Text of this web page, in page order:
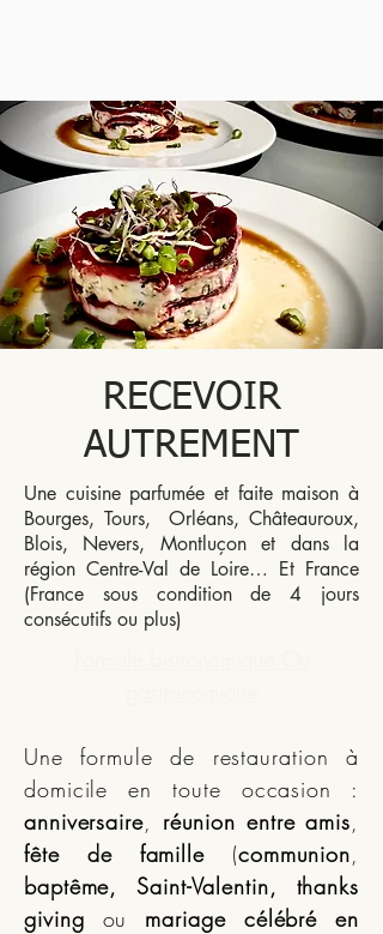
RECEVOIR
AUTREMENT
Une cuisine parfumée et faite maison à
Bourges, Tours, Orléans, Châteauroux,
Blois, Nevers, Montluçon et dans la
région Centre-Val de Loire… Et France
(France sous condition de 4 jours
consécutifs ou plus)
Une formule de restauration à
domicile en toute occasion :
anniversaire, réunion entre amis,
fête de famille(communion,
baptême, Saint-Valentin, thanks
giving ou mariage célébré en